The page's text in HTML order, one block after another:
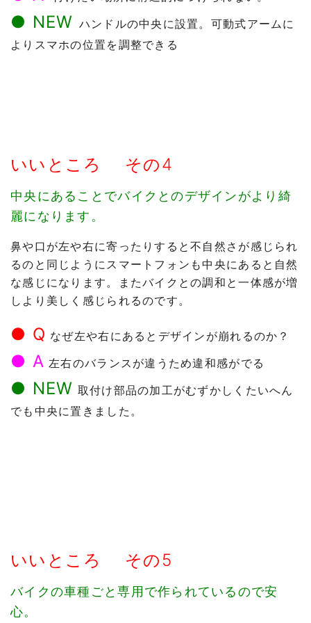
● NEW ハンドルの中央に設置。可動式アームに
よりスマホの位置を調整できる
いいところ その4
中央にあることでバイクとのデザインがより綺
麗になります。
鼻や口が左や右に寄ったりすると不自然さが感じられ
るのと同じようにスマートフォンも中央にあると自然
な感じになります。またバイクとの調和と一体感が増
しより美しく感じられるのです。
● Q なぜ左や右にあるとデザインが崩れるのか？
● A 左右のバランスが違うため違和感がでる
● NEW 取付け部品の加工がむずかしくたいへん
でも中央に置きました。
いいところ その5
バイクの車種ごと専用で作られているので安
心。